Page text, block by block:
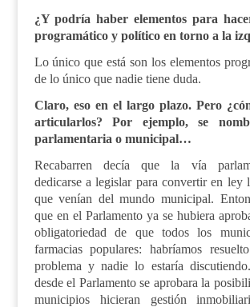
¿Y podría haber elementos para
programático y político en torno a la
Lo único que está son los elementos
de lo único que nadie tiene duda.
Claro, eso en el largo plazo. Pero
articularlos? Por ejemplo, se
parlamentaria o municipal…
Recabarren decía que la vía
dedicarse a legislar para convertir en ley
que venían del mundo municipal.
que en el Parlamento ya se hubiera
obligatoriedad de que todos los
farmacias populares: habríamos
problema y nadie lo estaría
desde el Parlamento se aprobara la
municipios hicieran gestión